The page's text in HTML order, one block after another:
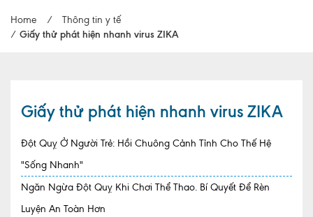
Giới thiệu chung
Đội ngũ y bác sĩ
Cơ sở vật chất
Hợp tác quốc tế
Home /
Thông tin y tế
/ Giấy thử phát hiện nhanh virus ZIKA
Giấy thử phát hiện nhanh virus ZIKA
Đột Quỵ Ở Người Trẻ: Hồi Chuông Cảnh Tỉnh Cho Thế Hệ
"Sống Nhanh"
Ngăn Ngừa Đột Quỵ Khi Chơi Thể Thao. Bí Quyết Để Rèn
Luyện An Toàn Hơn